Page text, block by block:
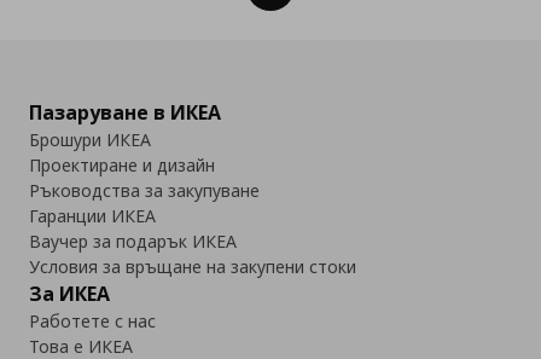
Пазаруване в ИКЕА
Брошури ИКЕА
Проектиране и дизайн
Ръководства за закупуване
Гаранции ИКЕА
Ваучер за подарък ИКЕА
Условия за връщане на закупени стоки
За ИКЕА
Работете с нас
Това е ИКЕА